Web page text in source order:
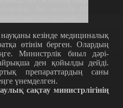
кезінде медициналық
өтінім берген. Олардың
Министрлік биыл дәрі-
айрықша ден қойылды дейді.
препараттардың саны
үнемделген.
сақтау министрлігінің